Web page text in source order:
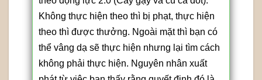
Không thực hiện theo thì bị phạt, thực hiện
theo thì được thưởng. Ngoài mặt thì bạn có
thể vâng dạ sẽ thực hiện nhưng lại tìm cách
không phải thực hiện. Nguyên nhân xuất